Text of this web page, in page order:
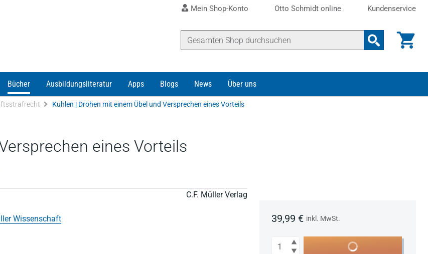
Mein Shop-Konto Otto Schmidt online Kundenservice
Bücher Ausbildungsliteratur Apps Blogs News Über uns
Kuhlen | Drohen mit einem Übel und Versprechen eines Vorteils
eines Vorteils
C.F. Müller Verlag
Wissenschaft 39,99 € inkl. MwSt.
Anzahl In den Warenkorb